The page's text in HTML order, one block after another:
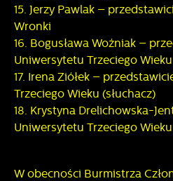
15. Jerzy Pawlak –
Wronki
16. Bogusława Woźniak –
Uniwersytetu Trzeciego Wieku
17. Irena Ziółek –
Trzeciego Wieku (słuchacz)
18. Krystyna Drelichowska-
Uniwersytetu Trzeciego Wieku
W obecności Burmistrza